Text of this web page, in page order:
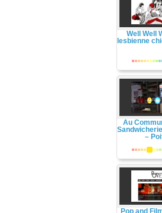
Well Well
lesbienne
Au
–
Pop and